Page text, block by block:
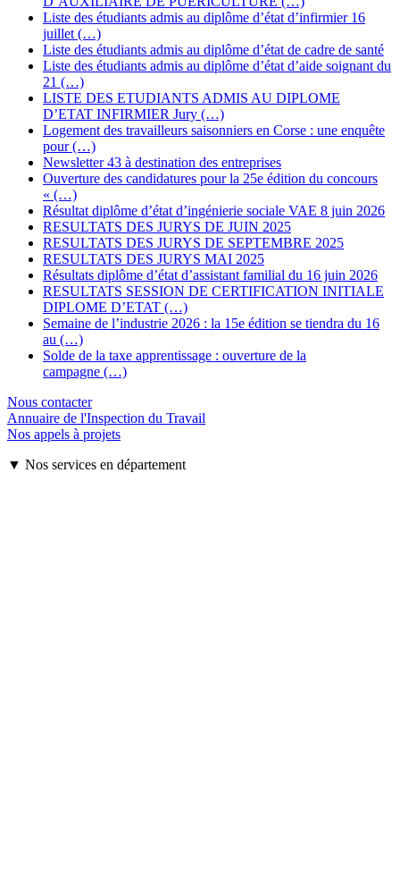
Liste des étudiants admis au diplôme d’état d’infirmier 16
juillet (…)
Liste des étudiants admis au diplôme d’état de cadre de santé
Liste des étudiants admis au diplôme d’état d’aide soignant du
21 (…)
LISTE DES ETUDIANTS ADMIS AU DIPLOME
D’ETAT INFIRMIER Jury (…)
Logement des travailleurs saisonniers en Corse : une enquête
pour (…)
Newsletter 43 à destination des entreprises
Ouverture des candidatures pour la 25e édition du concours
« (…)
Résultat diplôme d’état d’ingénierie sociale VAE 8 juin 2026
RESULTATS DES JURYS DE JUIN 2025
RESULTATS DES JURYS DE SEPTEMBRE 2025
RESULTATS DES JURYS MAI 2025
Résultats diplôme d’état d’assistant familial du 16 juin 2026
RESULTATS SESSION DE CERTIFICATION INITIALE
DIPLOME D’ETAT (…)
Semaine de l’industrie 2026 : la 15e édition se tiendra du 16
au (…)
Solde de la taxe apprentissage : ouverture de la
campagne (…)
Nous contacter
Annuaire de l'Inspection du Travail
Nos appels à projets
▼ Nos services en département